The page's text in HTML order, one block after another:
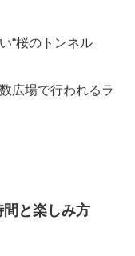
“桜のトンネル
広場で行われるラ
と楽しみ方